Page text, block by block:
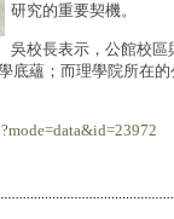
研究的重要契機。
吳校長表示，公館校
底蘊；而理學院所在